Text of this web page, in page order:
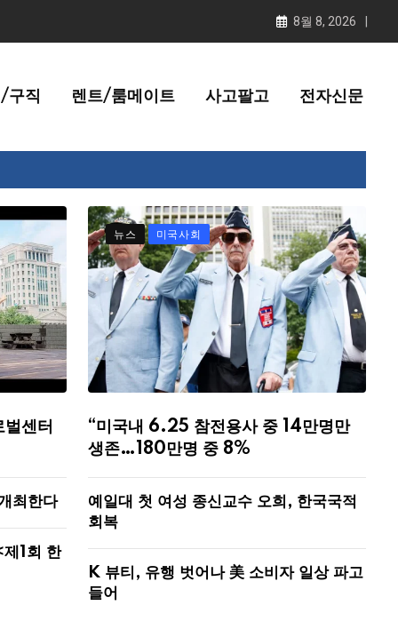
8월 8, 2026
구직 렌트/룸메이트 사고팔고 전자신문
센터
최한다
1회 한
뉴스 미국사회
“미국내 6.25 참전용사 중 14만명만
생존…180만명 중 8%
예일대 첫 여성 종신교수 오희, 한국국적
회복
K 뷰티, 유행 벗어나 美 소비자 일상 파고
들어